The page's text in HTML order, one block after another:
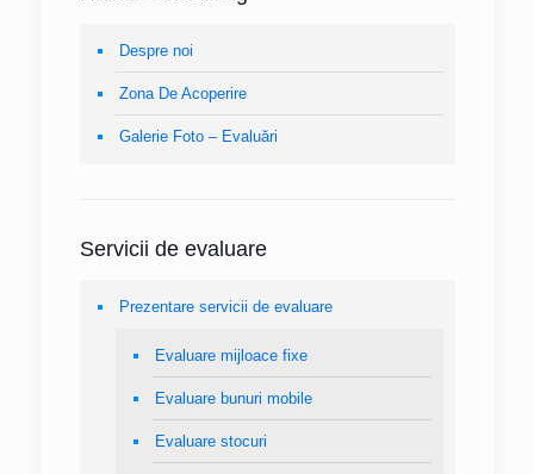
Despre noi
Zona De Acoperire
Galerie Foto – Evaluări
Servicii de evaluare
Prezentare servicii de evaluare
Evaluare mijloace fixe
Evaluare bunuri mobile
Evaluare stocuri